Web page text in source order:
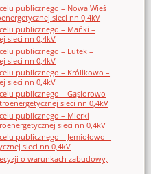
publicznego – Nowa Wieś
sieci nn 0,4kV
publicznego – Mańki –
sieci nn 0,4kV
publicznego – Lutek –
sieci nn 0,4kV
publicznego – Królikowo –
sieci nn 0,4kV
publicznego – Gąsiorowo
sieci nn 0,4kV
publicznego – Mierki
sieci nn 0,4kV
publicznego – Jemiołowo –
sieci nn 0,4kV
o warunkach zabudowy,